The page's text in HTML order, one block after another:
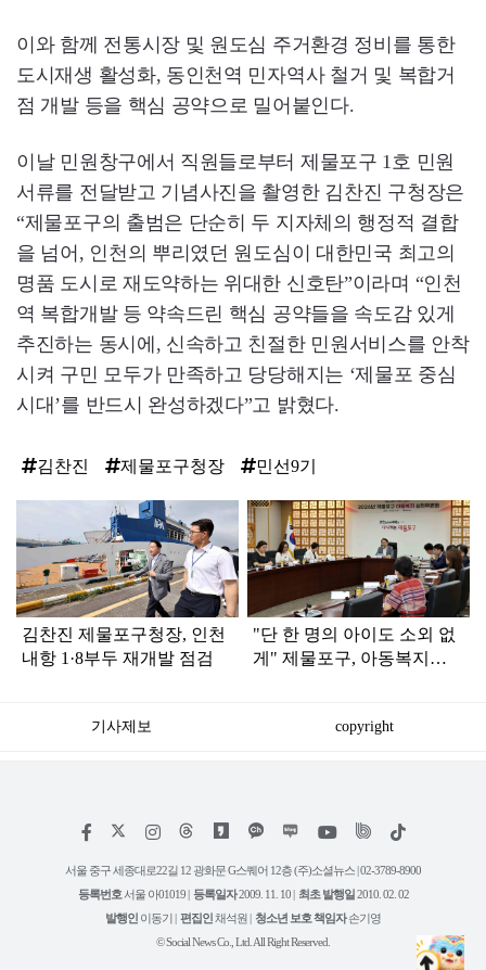
이와 함께 전통시장 및 원도심 주거환경 정비를 통한
도시재생 활성화, 동인천역 민자역사 철거 및 복합거
점 개발 등을 핵심 공약으로 밀어붙인다.
이날 민원창구에서 직원들로부터 제물포구 1호 민원
서류를 전달받고 기념사진을 촬영한 김찬진 구청장은
“제물포구의 출범은 단순히 두 지자체의 행정적 결합
을 넘어, 인천의 뿌리였던 원도심이 대한민국 최고의
명품 도시로 재도약하는 위대한 신호탄”이라며 “인천
역 복합개발 등 약속드린 핵심 공약들을 속도감 있게
추진하는 동시에, 신속하고 친절한 민원서비스를 안착
시켜 구민 모두가 만족하고 당당해지는 ‘제물포 중심
시대’를 반드시 완성하겠다”고 밝혔다.
김찬진 제물포구청장 민선9기
인
김찬진 제물포구청장, 인천
내항 1·8부두 재개발 점검
"단 한 명의 아이도 소외 없
게" 제물포구, 아동복지심
기사제보 copyright
페
스
인
타
램
위
트
유
튜
틱
서울 중구 세종대로22길 12 광화문 G스퀘어 12층 (주)소셜뉴스 | 02-3789-8900
등록번호 서울 아01019 | 등록일자2009. 11. 10 | 최초 발행일 2010. 02. 02
발행인 이동기 | 편집인 채석원 | 청소년 보호 책임자손기영
© Social News Co., Ltd. All Right Reserved.